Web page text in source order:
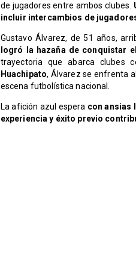
de jugadores entre ambos clubes.
incluir intercambios de
Gustavo Álvarez, de 51 años,
logró la hazaña de conquistar
trayectoria que abarca clubes
Huachipato, Álvarez se enfrenta
escena futbolística nacional.
La afición azul espera con ansias
experiencia y éxito previo